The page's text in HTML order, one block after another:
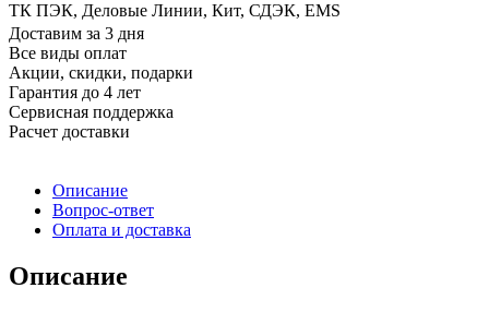
ТК ПЭК, Деловые Линии, Кит, СДЭК, EMS
Доставим за 3 дня
Все виды оплат
Акции, скидки, подарки
Гарантия до 4 лет
Сервисная поддержка
Расчет доставки
Описание
Вопрос-ответ
Оплата и доставка
Описание